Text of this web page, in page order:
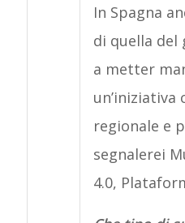
In Spagna
di quella del
a metter
regionale e
segnalerei
4.0,